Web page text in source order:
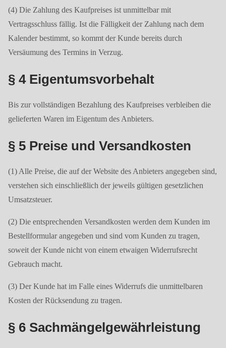
(4) Die Zahlung des Kaufpreises ist unmittelbar mit
Vertragsschluss fällig. Ist die Fälligkeit der Zahlung nach dem
Kalender bestimmt, so kommt der Kunde bereits durch
Versäumung des Termins in Verzug.
§ 4 Eigentumsvorbehalt
Bis zur vollständigen Bezahlung des Kaufpreises verbleiben die
gelieferten Waren im Eigentum des Anbieters.
§ 5 Preise und Versandkosten
(1) Alle Preise, die auf der Website des Anbieters angegeben sind,
verstehen sich einschließlich der jeweils gültigen gesetzlichen
Umsatzsteuer.
(2) Die entsprechenden Versandkosten werden dem Kunden im
Bestellformular angegeben und sind vom Kunden zu tragen,
soweit der Kunde nicht von einem etwaigen Widerrufsrecht
Gebrauch macht.
(3) Der Kunde hat im Falle eines Widerrufs die unmittelbaren
Kosten der Rücksendung zu tragen.
§ 6 Sachmängelgewährleistung